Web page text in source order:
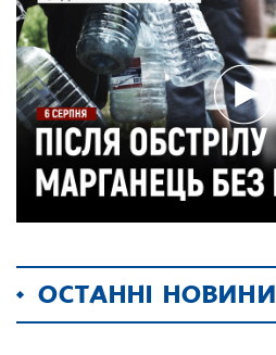
ОСТАННІ НОВИНИ